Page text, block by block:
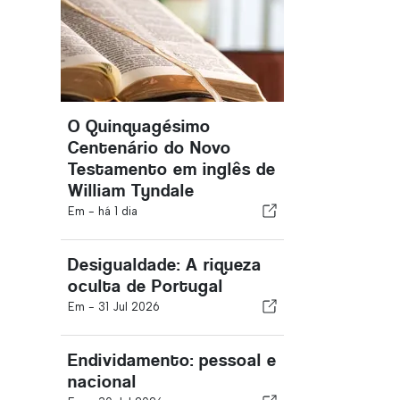
O Quinquagésimo
Centenário do Novo
Testamento em inglês de
William Tyndale
Em - há 1 dia
Desigualdade: A riqueza
oculta de Portugal
Em - 31 Jul 2026
Endividamento: pessoal e
nacional